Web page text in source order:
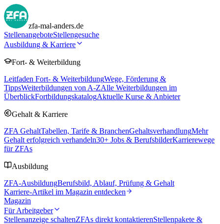
zfa-mal-anders.de
StellenangeboteStellengesuche
Ausbildung & Karriere
Fort- & Weiterbildung
Leitfaden Fort- & WeiterbildungWege, Förderung &
TippsWeiterbildungen von A-ZAlle Weiterbildungen im
ÜberblickFortbildungskatalogAktuelle Kurse & Anbieter
Gehalt & Karriere
ZFA GehaltTabellen, Tarife & BranchenGehaltsverhandlungMehr
Gehalt erfolgreich verhandeln30+ Jobs & BerufsbilderKarrierewege
für ZFAs
Ausbildung
ZFA-AusbildungBerufsbild, Ablauf, Prüfung & Gehalt
Karriere-Artikel im Magazin entdecken
Magazin
Für Arbeitgeber
Stellenanzeige schaltenZFAs direkt kontaktierenStellenpakete &